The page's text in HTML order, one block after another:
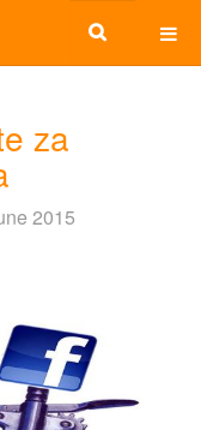
za
2015